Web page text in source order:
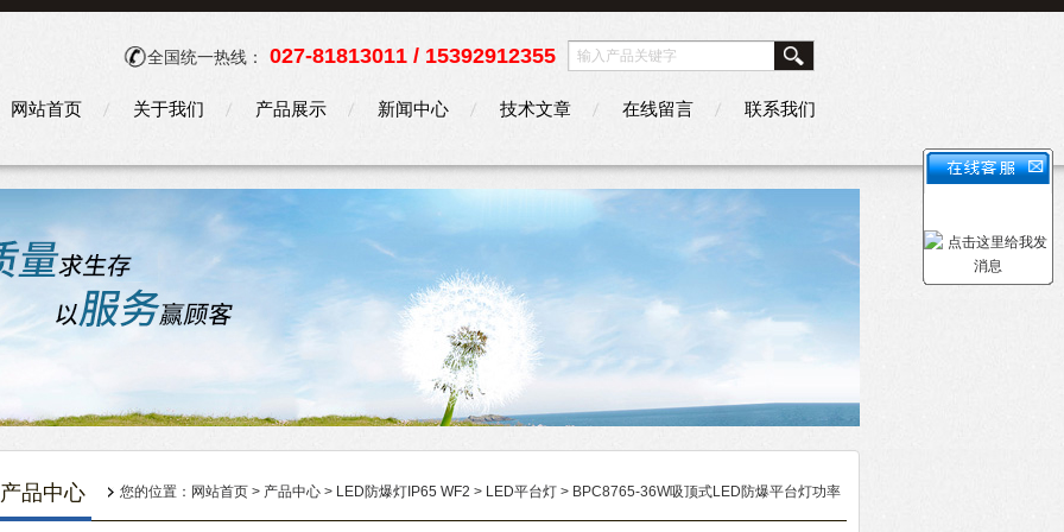
全国统一热线： 027-81813011 / 15392912355
网站首页 关于我们 产品展示 新闻中心 技术文章 在线留言 联系我们
产品中心 您的位置： 网站首页 > 产品中心 > LED防爆灯IP65 WF2 > LED平台灯 > BPC8765-36W吸顶式LED防爆平台灯功率